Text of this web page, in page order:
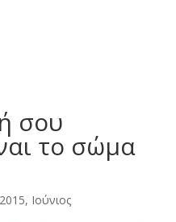
σου
το σώμα
2015, Ιούνιος